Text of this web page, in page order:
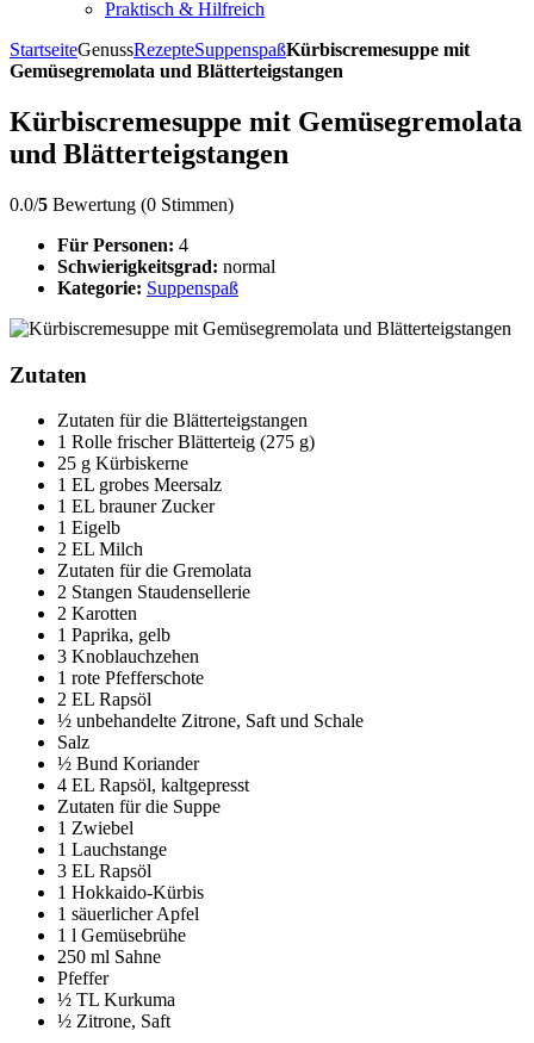
Praktisch & Hilfreich
StartseiteGenussRezepteSuppenspaßKürbiscremesuppe mit
Gemüsegremolata und Blätterteigstangen
Kürbiscremesuppe mit Gemüsegremolata
und Blätterteigstangen
0.0/5 Bewertung (0 Stimmen)
Für Personen: 4
Schwierigkeitsgrad: normal
Kategorie: Suppenspaß
Zutaten
Zutaten für die Blätterteigstangen
1 Rolle frischer Blätterteig (275 g)
25 g Kürbiskerne
1 EL grobes Meersalz
1 EL brauner Zucker
1 Eigelb
2 EL Milch
Zutaten für die Gremolata
2 Stangen Staudensellerie
2 Karotten
1 Paprika, gelb
3 Knoblauchzehen
1 rote Pfefferschote
2 EL Rapsöl
½ unbehandelte Zitrone, Saft und Schale
Salz
½ Bund Koriander
4 EL Rapsöl, kaltgepresst
Zutaten für die Suppe
1 Zwiebel
1 Lauchstange
3 EL Rapsöl
1 Hokkaido-Kürbis
1 säuerlicher Apfel
1 l Gemüsebrühe
250 ml Sahne
Pfeffer
½ TL Kurkuma
½ Zitrone, Saft